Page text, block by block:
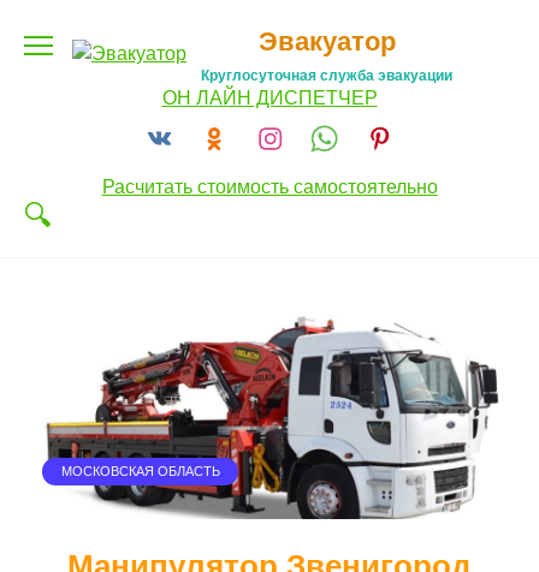
Эвакуатор
Круглосуточная служба эвакуации
ОН ЛАЙН ДИСПЕТЧЕР
Расчитать стоимость самостоятельно
МОСКОВСКАЯ ОБЛАСТЬ